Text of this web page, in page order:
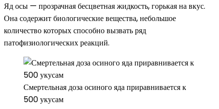
Яд осы — прозрачная бесцветная жидкость, горькая на вкус.
Она содержит биологические вещества, небольшое
количество которых способно вызвать ряд
патофизиологических реакций.
Смертельная доза осиного яда приравнивается к
500 укусам